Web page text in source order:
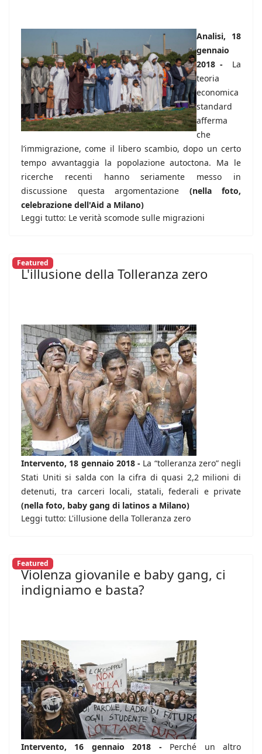
Analisi, 18
gennaio
2018 -
La
teoria
economica
standard
afferma
che
l’immigrazione, come il libero scambio, dopo un certo
tempo avvantaggia la popolazione autoctona. Ma le
ricerche recenti hanno seriamente messo in
discussione questa argomentazione (nella foto,
celebrazione dell'Aid a Milano)
Leggi tutto: Le verità scomode sulle migrazioni
Featured
L'illusione della Tolleranza zero
Intervento, 18 gennaio 2018 - La “tolleranza zero” negli
Stati Uniti si salda con la cifra di quasi 2,2 milioni di
detenuti, tra carceri locali, statali, federali e private
(nella foto, baby gang di latinos a Milano)
Leggi tutto: L'illusione della Tolleranza zero
Featured
Violenza giovanile e baby gang, ci
indigniamo e basta?
Intervento, 16 gennaio 2018 - Perché un altro